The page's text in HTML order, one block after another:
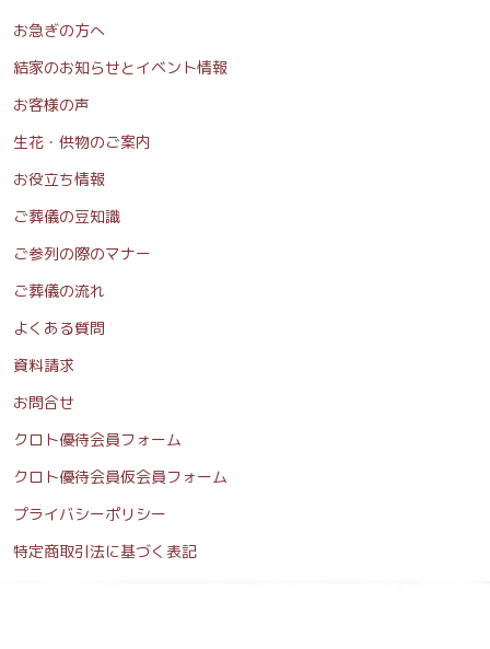
お急ぎの方へ
結家のお知らせとイベント情報
お客様の声
生花・供物のご案内
お役立ち情報
ご葬儀の豆知識
ご参列の際のマナー
ご葬儀の流れ
よくある質問
資料請求
お問合せ
クロト優待会員フォーム
クロト優待会員仮会員フォーム
プライバシーポリシー
特定商取引法に基づく表記